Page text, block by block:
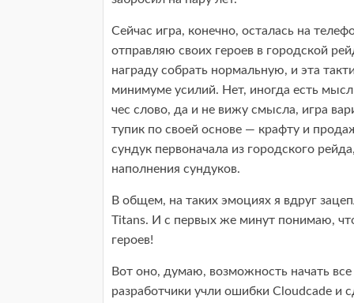
Сейчас игра, конечно, осталась на
отправляю своих героев в городской
награду собрать нормальную, и эта
минимуме усилий. Нет, иногда есть
чес слово, да и не вижу смысла, игра
тупик по своей основе — крафту и
сундук первоначала из городского
наполнения сундуков.
В общем, на таких эмоциях я вдруг
Titans. И с первых же минут понимаю,
героев!
Вот оно, думаю, возможность начать
разработчики учли ошибки Cloudcade и